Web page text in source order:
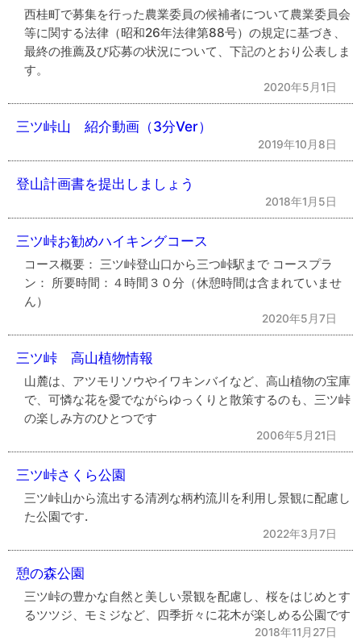
西桂町で募集を行った農業委員の候補者について農業委員会
等に関する法律（昭和26年法律第88号）の規定に基づき、
最終の推薦及び応募の状況について、下記のとおり公表しま
す。
2020年5月1日
三ツ峠山 紹介動画（3分Ver）
2019年10月8日
登山計画書を提出しましょう
2018年1月5日
三ツ峠お勧めハイキングコース
コース概要： 三ツ峠登山口から三つ峠駅まで コースプラ
ン： 所要時間：４時間３０分（休憩時間は含まれていませ
ん）
2020年5月7日
三ツ峠 高山植物情報
山麓は、アツモリソウやイワキンバイなど、高山植物の宝庫
で、可憐な花を愛でながらゆっくりと散策するのも、三ツ峠
の楽しみ方のひとつです
2006年5月21日
三ツ峠さくら公園
三ツ峠山から流出する清冽な柄杓流川を利用し景観に配慮し
た公園です.
2022年3月7日
憩の森公園
三ツ峠の豊かな自然と美しい景観を配慮し、桜をはじめとす
るツツジ、モミジなど、四季折々に花木が楽しめる公園です
2018年11月27日